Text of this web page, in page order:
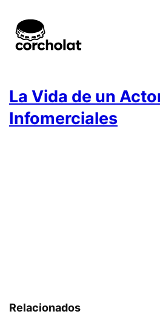
La Vida de un
Infomerciales
Relacionados